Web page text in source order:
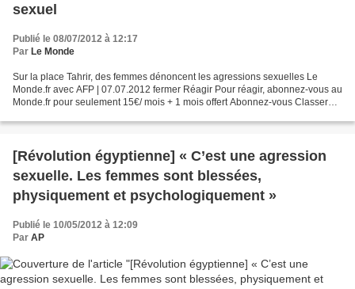
sexuel
Publié le 08/07/2012 à 12:17
Par Le Monde
Sur la place Tahrir, des femmes dénoncent les agressions sexuelles Le
Monde.fr avec AFP | 07.07.2012 fermer Réagir Pour réagir, abonnez-vous au
Monde.fr pour seulement 15€/ mois + 1 mois offert Abonnez-vous Classer
[Révolution égyptienne] « C’est une agression
sexuelle. Les femmes sont blessées,
physiquement et psychologiquement »
Publié le 10/05/2012 à 12:09
Par AP